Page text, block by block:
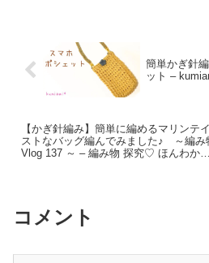
簡単かぎ針
ット –
【かぎ針編み】簡単に編めるマリンテイ
ストなバッグ編んでみました♪ ～編み
Vlog 137 ～ – 編み物 探究♡ ほんわか暮
コメント